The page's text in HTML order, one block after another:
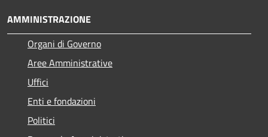
AMMINISTRAZIONE
Organi di Governo
Aree Amministrative
Uffici
Enti e fondazioni
Politici